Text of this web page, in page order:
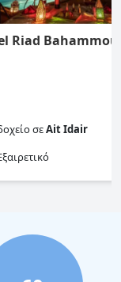
Riad Bahammou
σεAit Idair